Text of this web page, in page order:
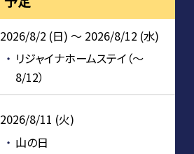
2026/8/2 (日) ～ 2026/8/12 (水)
リジャイナホームステイ（～
8/12）
2026/8/11 (火)
山の日